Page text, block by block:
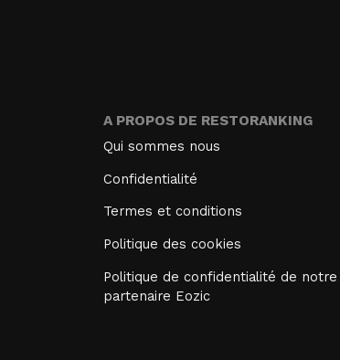
A PROPOS DE RESTORANKING
Qui sommes nous
Confidentialité
Termes et conditions
Politique des cookies
Politique de confidentialité de notre
partenaire Eozic